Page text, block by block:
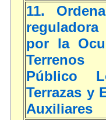
11.
por la
Público
Terrazas y
Auxiliares